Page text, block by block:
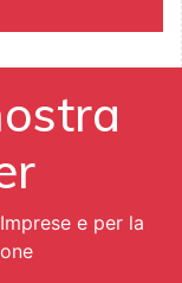
e per la